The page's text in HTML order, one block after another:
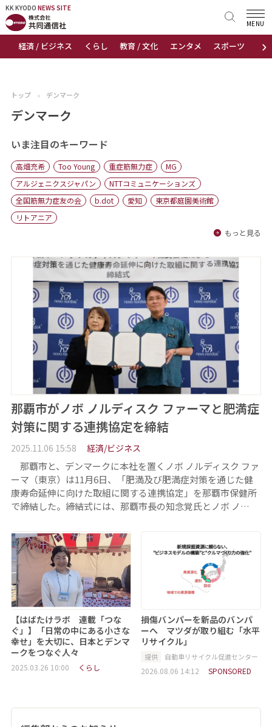
KK KYODO NEWS SITE
›
経済 / ビジネス くらし 教育 / 文化 エンタメ スポーツ 地域
MENU
KK KYODONEWS SITE
トップページ
ニュース
おすすめコンテンツ
出版物
会社概要
トップ › デンマーク
デンマーク
いま注目のキーワード
高畑充希 Too Young 重症筋無力症
MG
アルジェニクスジャパン
NTTコミュニケーションズ
全国筋無力症友の会
b.dot 愛知
東京都庭園美術館
リトアニア
もっと見る
那覇市がノボ ノルディスク ファーマと肥満症
対策に関する連携協定を締結
2025.11.06 15:58 経済/ビジネス
那覇市と、デンマークに本社を置くノボ ノルディスク ファ
ーマ（東京）は11月6日、「肥満及び肥満症対策を通じた健
康寿命延伸に向けた取組に関する連携協定」を那覇市保健所
で締結した。締結式には、那覇市長の知念覚氏とノボ ノ…
【はばたけラボ 連載「つな
ぐ」】「日常の中にある小さな
幸せ」を大切に、日本とデンマ
ークをつなぐ人々
2025.03.26 10:00 くらし
損傷バンパーを新品のバンパ
ーへ マツダが取り組む「水平
リサイクル」
提供 自動車リサイクル促進センター
2026.08.06 14:12 SPONSORED